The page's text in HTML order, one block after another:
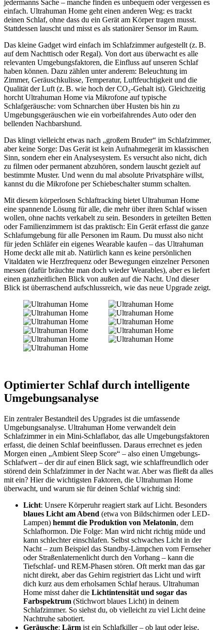
jedermanns Sache – manche finden es unbequem oder vergessen es
einfach. Ultrahuman Home geht einen anderen Weg: es trackt
deinen Schlaf, ohne dass du ein Gerät am Körper tragen musst.
Stattdessen lauscht und misst es als stationärer Sensor im Raum.
Das kleine Gadget wird einfach im Schlafzimmer aufgestellt (z. B.
auf dem Nachttisch oder Regal). Von dort aus überwacht es alle
relevanten Umgebungsfaktoren, die Einfluss auf unseren Schlaf
haben können. Dazu zählen unter anderem: Beleuchtung im
Zimmer, Geräuschkulisse, Temperatur, Luftfeuchtigkeit und die
Qualität der Luft (z. B. wie hoch der CO₂-Gehalt ist). Gleichzeitig
horcht Ultrahuman Home via Mikrofone auf typische
Schlafgeräusche: vom Schnarchen über Husten bis hin zu
Umgebungsgeräuschen wie ein vorbeifahrendes Auto oder den
bellenden Nachbarshund.
Das klingt vielleicht etwas nach „großem Bruder“ im Schlafzimmer,
aber keine Sorge: Das Gerät ist kein Aufnahmegerät im klassischen
Sinn, sondern eher ein Analysesystem. Es versucht also nicht, dich
zu filmen oder permanent abzuhören, sondern lauscht gezielt auf
bestimmte Muster. Und wenn du mal absolute Privatsphäre willst,
kannst du die Mikrofone per Schiebeschalter stumm schalten.
Mit diesem körperlosen Schlaftracking bietet Ultrahuman Home
eine spannende Lösung für alle, die mehr über ihren Schlaf wissen
wollen, ohne nachts verkabelt zu sein. Besonders in geteilten Betten
oder Familienzimmern ist das praktisch: Ein Gerät erfasst die ganze
Schlafumgebung für alle Personen im Raum. Du musst also nicht
für jeden Schläfer ein eigenes Wearable kaufen – das Ultrahuman
Home deckt alle mit ab. Natürlich kann es keine persönlichen
Vitaldaten wie Herzfrequenz oder Bewegungen einzelner Personen
messen (dafür bräuchte man doch wieder Wearables), aber es liefert
einen ganzheitlichen Blick von außen auf die Nacht. Und dieser
Blick ist überraschend aufschlussreich, wie das neue Upgrade zeigt.
Optimierter Schlaf durch intelligente
Umgebungsanalyse
Ein zentraler Bestandteil des Upgrades ist die umfassende
Umgebungsanalyse. Ultrahuman Home verwandelt dein
Schlafzimmer in ein Mini-Schlaflabor, das alle Umgebungsfaktoren
erfasst, die deinen Schlaf beeinflussen. Daraus errechnet es jeden
Morgen einen „Ambient Sleep Score“ – also einen Umgebungs-
Schlafwert – der dir auf einen Blick sagt, wie schlaffreundlich oder
störend dein Schlafzimmer in der Nacht war. Aber was fließt da alles
mit ein? Hier die wichtigsten Faktoren, die Ultrahuman Home
überwacht, und warum sie für deinen Schlaf wichtig sind:
Licht: Unsere Körperuhr reagiert stark auf Licht. Besonders
blaues Licht am Abend (etwa von Bildschirmen oder LED-
Lampen) hemmt die Produktion von Melatonin, dem
Schlafhormon. Die Folge: Man wird nicht richtig müde und
kann schlechter einschlafen. Selbst schwaches Licht in der
Nacht – zum Beispiel das Standby-Lämpchen vom Fernseher
oder Straßenlaternenlicht durch den Vorhang – kann die
Tiefschlaf- und REM-Phasen stören. Oft merkt man das gar
nicht direkt, aber das Gehirn registriert das Licht und wirft
dich kurz aus dem erholsamen Schlaf heraus. Ultrahuman
Home misst daher die Lichtintensität und sogar das
Farbspektrum (Stichwort blaues Licht) in deinem
Schlafzimmer. So siehst du, ob vielleicht zu viel Licht deine
Nachtruhe sabotiert.
Geräusche: Lärm ist ein Schlafkiller – ob laut oder leise,